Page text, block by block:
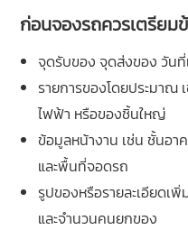
ก่อนจองรถควรเตรียม
จุดรับของ จุดส่งของ วันที่
รายการของโดยประมาณ
ไฟฟ้า หรือของชิ้นใหญ่
ข้อมูลหน้างาน เช่น ชั้นอา
และพื้นที่จอดรถ
รูปของหรือรายละเอียดเ
และจำนวนคนยกของ